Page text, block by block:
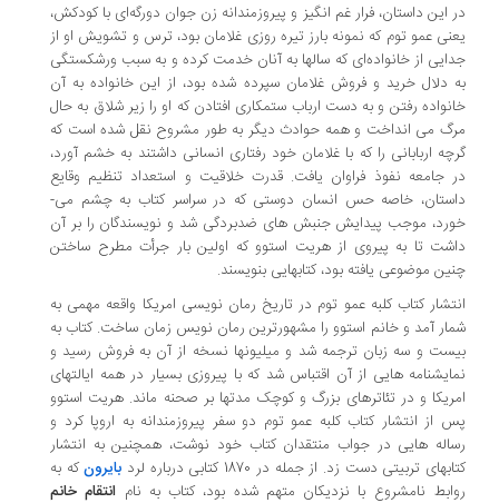
این داستان، فرار غم ­انگیز و پیروزمندانه زن جوان دورگه‌­ای با کودکش،
عمو توم که نمونه بارز تیره ­روزی غلامان بود، ترس و تشویش او از
از خانواده­‌ای که سالها به آنان خدمت کرده و به سبب ورشکستگی
دلال خرید و فروش غلامان سپرده شده بود، از این خانواده به آن
رفتن و به دست ارباب ستمکاری افتادن که او را زیر شلاق به حال
می ­انداخت و همه حوادث دیگر به طور مشروح نقل شده است که
اربابانی را که با غلامان خود رفتاری انسانی داشتند به خشم آورد،
جامعه نفوذ فراوان یافت. قدرت خلاقیت و استعداد تنظیم وقایع
داستان، خاصه حس انسان ­دوستی که در سراسر کتاب به چشم می­
موجب پیدایش جنبش های ضدبردگی شد و نویسندگان را بر آن
تا به پیروی از هریت استوو که اولین بار جرأت مطرح ساختن
موضوعی یافته بود، کتابهایی بنویسند.
کتاب کلبه عمو توم در تاریخ رمان­ نویسی امریکا واقعه مهمی به
آمد و خانم استوو را مشهورترین رمان­ نویس زمان ساخت. کتاب به
و سه زبان ترجمه شد و میلیونها نسخه از آن به فروش رسید و
هایی از آن اقتباس شد که با پیروزی بسیار در همه ایالتهای
و در تئاترهای بزرگ و کوچک مدتها بر صحنه ماند. هریت استوو
از انتشار کتاب کلبه عمو توم دو سفر پیروزمندانه به اروپا کرد و
هایی در جواب منتقدان کتاب خود نوشت، همچنین به انتشار
تربیتی دست زد. از جمله در 1870 کتابی درباره لرد
بایرون که به
نامشروع با نزدیکان متهم شده بود، کتاب به نامانتقام خانم